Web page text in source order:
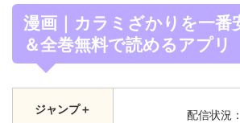
漫画｜カラミざかりを一番
＆全巻無料で読めるアプリ
ジャンプ＋ 配信状況：